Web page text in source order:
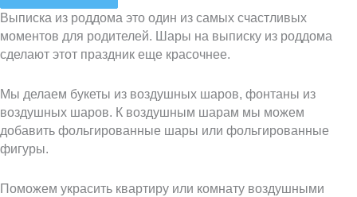
Выписка из роддома это один из самых счастливых
моментов для родителей. Шары на выписку из роддома
сделают этот праздник еще красочнее.
Мы делаем букеты из воздушных шаров, фонтаны из
воздушных шаров. К воздушным шарам мы можем
добавить фольгированные шары или фольгированные
фигуры.
Поможем украсить квартиру или комнату воздушными